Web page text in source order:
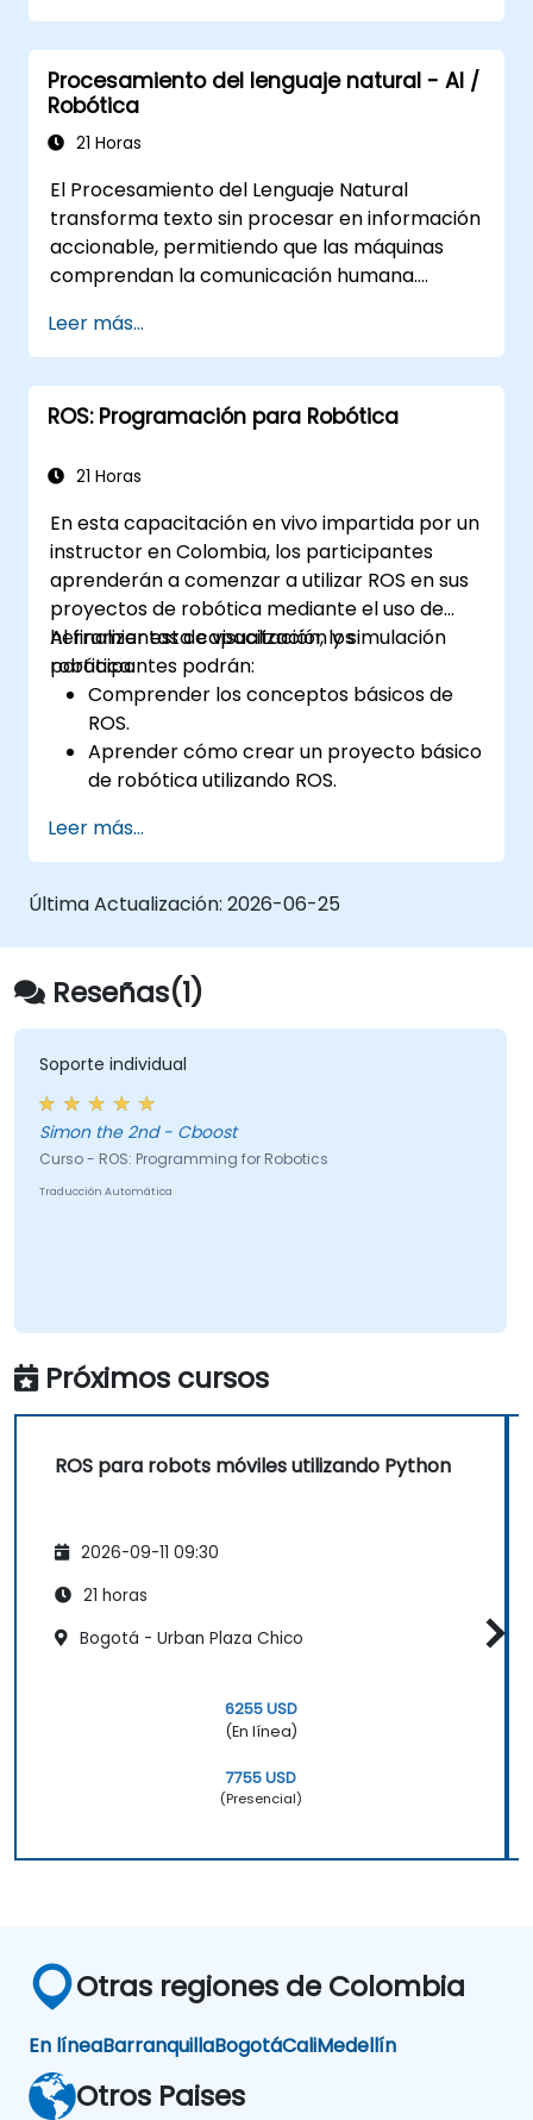
ROS para monitorear y depurar
aplicaciones de ROS.
Emplear paquetes y bibliotecas de ROS
para realizar tareas comunes en robots
móviles.
herramientas.
Diagnosticar problemas y depurar
aplicaciones de ROS.
Procesamiento del lenguaje natural - AI /
Robótica
21 Horas
El Procesamiento del Lenguaje Natural
transforma texto sin procesar en información
accionable, permitiendo que las máquinas
comprendan la comunicación humana.
el análisis de corpus, el análisis de la
estructura de las oraciones, los flujos de
trabajo de preprocesamiento de texto y la
reducción de dimensionalidad mediante
Singulares) y NMF (Factorización de Matrices
través de implementaciones prácticas de
agrupación de documentos, modelado de
temas, análisis de sentimiento,
reconocimiento de entidades nominales y
Asignación Dirichlet Latente (LDA) utilizando
Python. Capacita a los profesionales para
construir sistemas inteligentes de análisis de
texto para la clasificación automática de
contenido y la búsqueda.
Leer más...
ROS: Programación para Robótica
21 Horas
En esta capacitación en vivo impartida por un
instructor en Colombia, los participantes
aprenderán a comenzar a utilizar ROS en sus
proyectos de robótica mediante el uso de
herramientas de visualización y simulación
robótica.
Al finalizar esta capacitación, los
participantes podrán:
Comprender los conceptos básicos de
ROS.
Aprender cómo crear un proyecto básico
de robótica utilizando ROS.
para la robótica, incluidas las
herramientas de simulación y
visualización.
Leer más...
Última Actualización: 2026-06-25
Reseñas(1)
Soporte individual
Simon the 2nd - Cboost
Curso - ROS: Programming for Robotics
Traducción Automática
Próximos cursos
ROS para robots móviles utilizando Python
2026-09-11 09:30
21 horas
Bogotá - Urban Plaza Chico
6255 USD
(En línea)
7755 USD
(Presencial)
Otras regiones de Colombia
En líneaBarranquillaBogotáCaliMedellín
Otros Paises